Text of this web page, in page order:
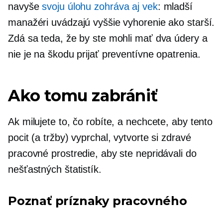
navyšesvoju úlohu zohráva aj vek: mladší
manažéri uvádzajú vyššie vyhorenie ako starší.
Zdá sa teda, že by ste mohli mať dva údery a
nie je na škodu prijať preventívne opatrenia.
Ako tomu zabrániť
Ak milujete to, čo robíte, a nechcete, aby tento
pocit (a tržby) vyprchal, vytvorte si zdravé
pracovné prostredie, aby ste nepridávali do
nešťastných štatistík.
Poznať príznaky pracovného